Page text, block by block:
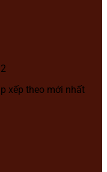
xếp theo mới nhất